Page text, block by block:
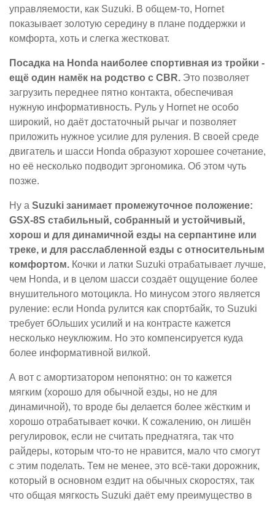
управляемости, как Suzuki. В общем-то, Hornet
показывает золотую середину в плане поддержки и
комфорта, хоть и слегка жестковат.
Посадка на Honda наиболее спортивная из тройки -
ещё один намёк на родство с CBR. Это позволяет
загрузить переднее пятно контакта, обеспечивая
нужную информативность. Руль у Hornet не особо
широкий, но даёт достаточный рычаг и позволяет
приложить нужное усилие для руления. В своей среде
двигатель и шасси Honda образуют хорошее сочетание,
но её несколько подводит эргономика. Об этом чуть
позже.
Ну а Suzuki занимает промежуточное положение:
GSX-8S стабильный, собранный и устойчивый,
хорош и для динамичной езды на серпантине или
треке, и для расслабленной езды с относительным
комфортом. Кочки и латки Suzuki отрабатывает лучше,
чем Honda, и в целом шасси создаёт ощущение более
внушительного мотоцикла. Но минусом этого является
руление: если Honda рулится как спортбайк, то Suzuki
требует бОльших усилий и на контрасте кажется
несколько неуклюжим. Но это компенсируется куда
более информативной вилкой.
А вот с амортизатором непонятно: он то кажется
мягким (хорошо для обычной езды, но не для
динамичной), то вроде бы делается более жёстким и
хорошо отрабатывает кочки. К сожалению, он лишён
регулировок, если не считать преднатяга, так что
райдеры, которым что-то не нравится, мало что смогут
с этим поделать. Тем не менее, это всё-таки дорожник,
который в основном ездит на обычных скоростях, так
что общая мягкость Suzuki даёт ему преимущество в